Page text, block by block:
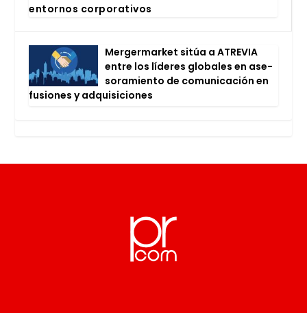
entor­nos cor­po­ra­ti­vos
Mer­ger­mar­ket sitúa a ATRE­VIA
entre los líde­res glo­ba­les en ase­
so­ra­mien­to de comu­ni­ca­ción en
fusio­nes y adqui­si­cio­nes